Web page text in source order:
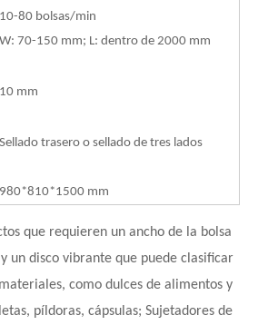
10-80 bolsas/min
W: 70-150 mm; L: dentro de 2000 mm
10 mm
Sellado trasero o sellado de tres lados
980*810*1500 mm
que requieren un ancho de la bolsa
un disco vibrante que puede clasificar
como dulces de alimentos y
píldoras, cápsulas; Sujetadores de